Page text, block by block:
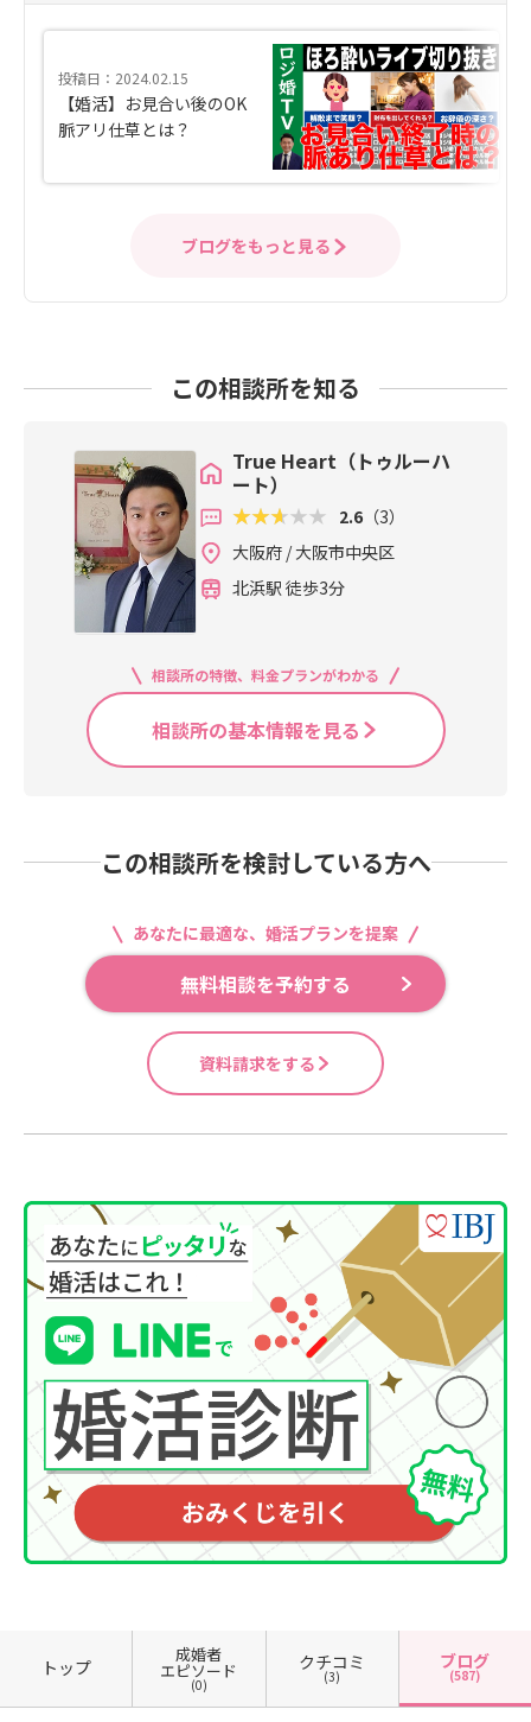
投稿日：2024.02.15
【婚活】お見合い後のOK
脈アリ仕草とは？
ブログをもっと見る
この相談所を知る
True Heart（トゥルーハ
ート）
2.6 （3）
大阪府 / 大阪市中央区
北浜駅 徒歩3分
相談所の特徴、料金プランがわかる
相談所の基本情報を見る
この相談所を検討している方へ
あなたに最適な、婚活プランを提案
無料相談を予約する
資料請求をする
トップ
成婚者
エピソード
(0)
クチコミ
(3)
ブログ
(587)